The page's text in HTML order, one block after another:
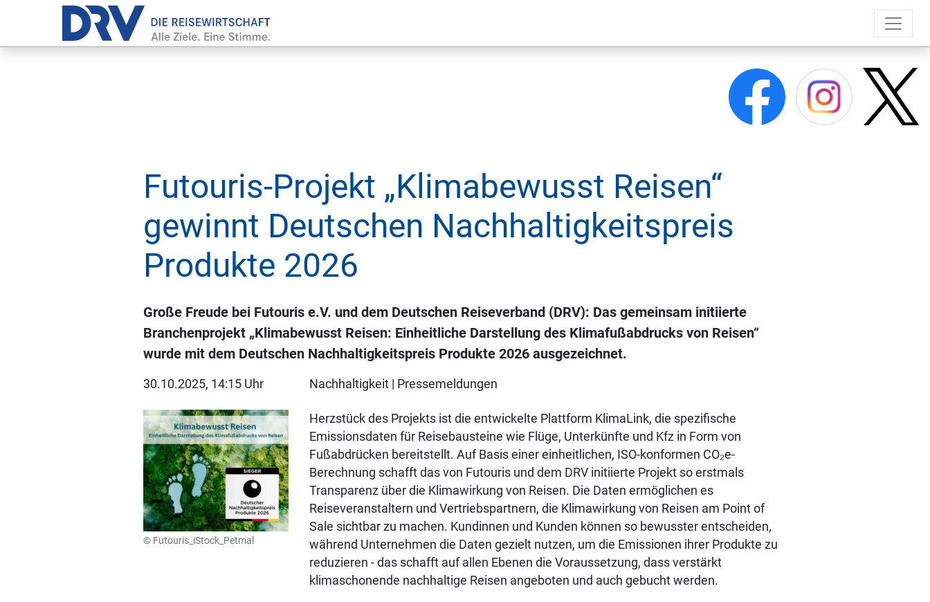
Futouris-Projekt „Klimabewusst Reisen“
gewinnt Deutschen Nachhaltigkeitspreis
Produkte 2026
Große Freude bei Futouris e.V. und dem Deutschen Reiseverband (DRV): Das gemeinsam initiierte
Branchenprojekt „Klimabewusst Reisen: Einheitliche Darstellung des Klimafußabdrucks von Reisen“
wurde mit dem Deutschen Nachhaltigkeitspreis Produkte 2026 ausgezeichnet.
30.10.2025, 14:15 Uhr Nachhaltigkeit Pressemeldungen
Herzstück des Projekts ist die entwickelte Plattform KlimaLink, die spezifische
Emissionsdaten für Reisebausteine wie Flüge, Unterkünfte und Kfz in Form von
Fußabdrücken bereitstellt. Auf Basis einer einheitlichen, ISO-konformen CO₂e-
Berechnung schafft das von Futouris und dem DRV initiierte Projekt so erstmals
Transparenz über die Klimawirkung von Reisen. Die Daten ermöglichen es
Reiseveranstaltern und Vertriebspartnern, die Klimawirkung von Reisen am Point of
Sale sichtbar zu machen. Kundinnen und Kunden können so bewusster entscheiden,
während Unternehmen die Daten gezielt nutzen, um die Emissionen ihrer Produkte zu
reduzieren - das schafft auf allen Ebenen die Voraussetzung, dass verstärkt
klimaschonende nachhaltige Reisen angeboten und auch gebucht werden.
© Futouris_iStock_Petmal